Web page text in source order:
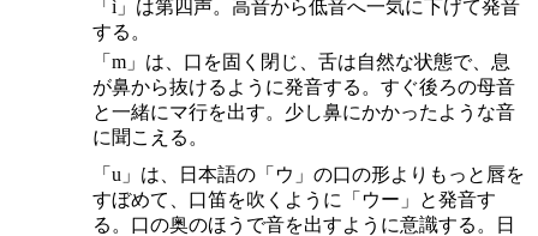
「ì」は第四声。高音から低音へ一気に下げて発音
する。
「m」は、口を固く閉じ、舌は自然な状態で、息
が鼻から抜けるように発音する。すぐ後ろの母音
と一緒にマ行を出す。少し鼻にかかったような音
に聞こえる。
「u」は、日本語の「ウ」の口の形よりもっと唇を
すぼめて、口笛を吹くように「ウー」と発音す
る。口の奥のほうで音を出すように意識する。日